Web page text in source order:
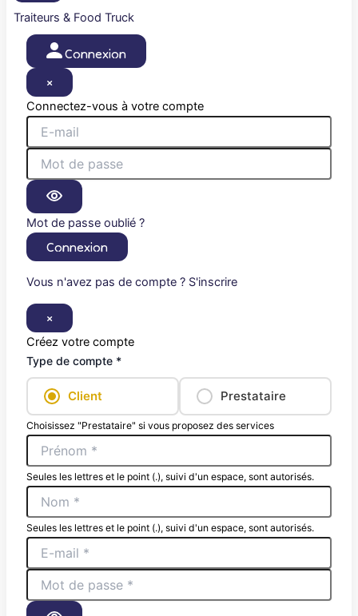
Traiteurs & Food Truck
Connexion
×
Connectez-vous à votre compte
Mot de passe oublié ?
Connexion
Vous n'avez pas de compte ? S'inscrire
×
Créez votre compte
Type de compte *
Client Prestataire
Choisissez "Prestataire" si vous proposez des services
Seules les lettres et le point (.), suivi d'un espace, sont autorisés.
Seules les lettres et le point (.), suivi d'un espace, sont autorisés.